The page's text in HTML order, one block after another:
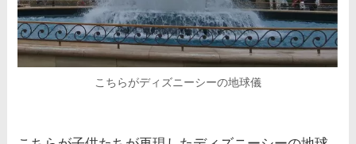
こちらがディズニーシーの地球儀